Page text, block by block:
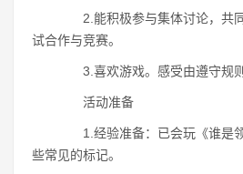
2.能积极参与集体讨论，共
试合作与竞赛。
3.喜欢游戏。感受由遵守规则
活动准备
1.经验准备：已会玩《谁是
些常见的标记。